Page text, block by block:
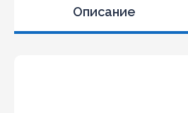
Описание